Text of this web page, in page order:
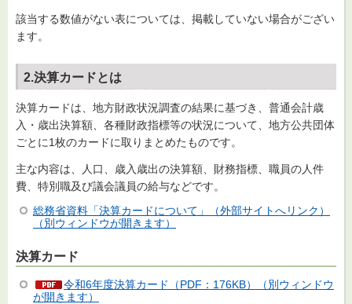
該当する数値がない表については、掲載していない場合がござい
ます。
2.決算カードとは
決算カードは、地方財政状況調査の結果に基づき、普通会計歳
入・歳出決算額、各種財政指標等の状況について、地方公共団体
ごとに1枚のカードに取りまとめたものです。
主な内容は、人口、歳入歳出の決算額、財務指標、職員の人件
費、特別職及び議会議員の給与などです。
総務省資料「決算カードについて」（外部サイトへリンク）
（別ウィンドウが開きます）
決算カード
令和6年度決算カード（PDF：176KB）（別ウィンドウ
が開きます）